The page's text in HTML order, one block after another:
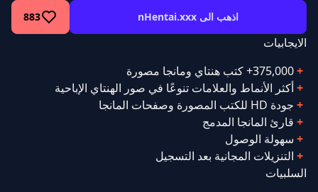
اذهب الى nHentai.xxx 883
الايجابيات
375,000+ كتب هنتاي ومانجا مصورة
أكثر الأنماط والعلامات تنوعًا في صور الهنتاي الإباحية
جودة HD للكتب المصورة وصفحات المانجا
قارئ المانجا المدمج
سهولة الوصول
التنزيلات المجانية بعد التسجيل
السلبيات